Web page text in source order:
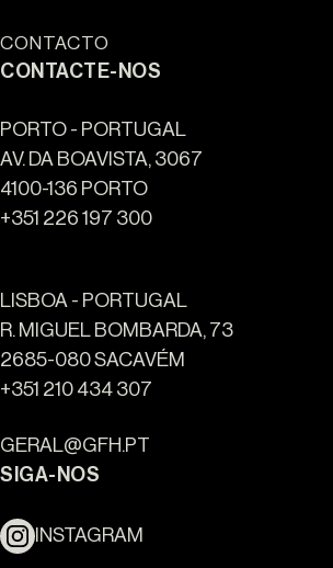
Ouro Valley - Pontos de
CONTACTO
CONTACTE-NOS
PORTO - PORTUGAL
AV. DA BOAVISTA, 3067
4100-136 PORTO
+351 226 197 300
LISBOA - PORTUGAL
R. MIGUEL BOMBARDA, 73
2685-080 SACAVÉM
+351 210 434 307
GERAL@GFH.PT
SIGA-NOS
INSTAGRAM